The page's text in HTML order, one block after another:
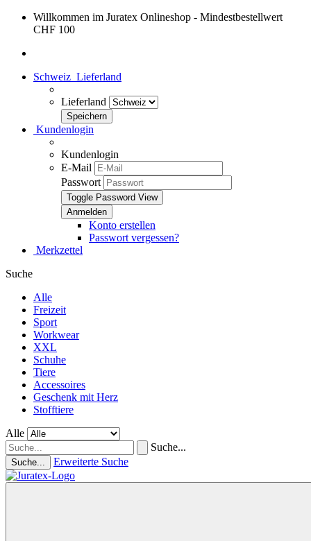
Willkommen im Juratex Onlineshop - Mindestbestellwert
CHF 100
Schweiz Lieferland
Lieferland
Kundenlogin
Kundenlogin
E-Mail
Passwort
Toggle Password View
Konto erstellen
Passwort vergessen?
Merkzettel
Suche
Alle
Freizeit
Sport
Workwear
XXL
Schuhe
Tiere
Accessoires
Geschenk mit Herz
Stofftiere
Alle
Suche...
Suche... Erweiterte Suche